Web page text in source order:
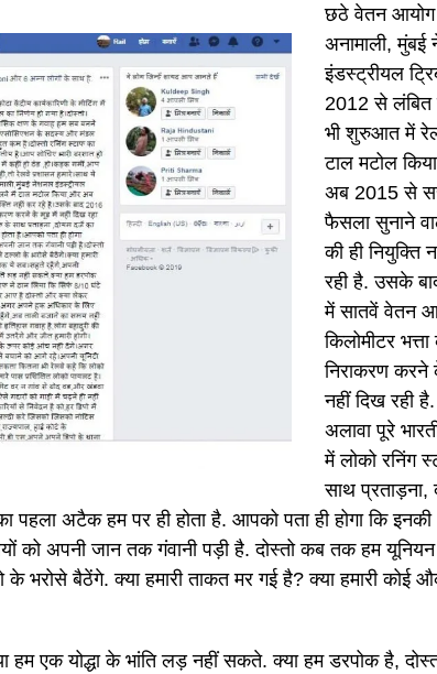
छठे वेतन आयोग
अनामाली,
इंडस्ट्रीयल
2012 से लंबित
भी शुरुआत में
टाल मटोल
अब 2015 से
फैसला सुनाने
की ही नियुक्ति
रही है. उसके
में सातवें वेतन
किलोमीटर भत्ता
निराकरण
नहीं दिख रही
अलावा पूरे
में लोको रनिंग
साथ प्रताड़ना,
पहला अटैक हम पर ही होता है. आपको पता ही होगा कि इनकी
को अपनी जान तक गंवानी पड़ी है. दोस्तो कब तक हम यूनियन
भरोसे बैठेंगे. क्या हमारी ताकत मर गई है? क्या हमारी कोई
हम एक योद्धा के भांति लड़ नहीं सकते. क्या हम डरपोक है,